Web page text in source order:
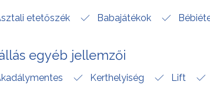
etetőszék Babajátékok
egyéb jellemzői
Kerthelyiség Lift